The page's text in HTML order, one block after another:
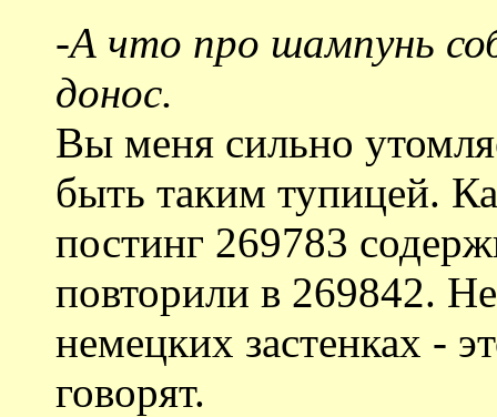
-А что про шампунь
донос.
Вы меня сильно
быть таким тупицей.
постинг 269783
повторили в 269842.
немецких застенках -
говорят.